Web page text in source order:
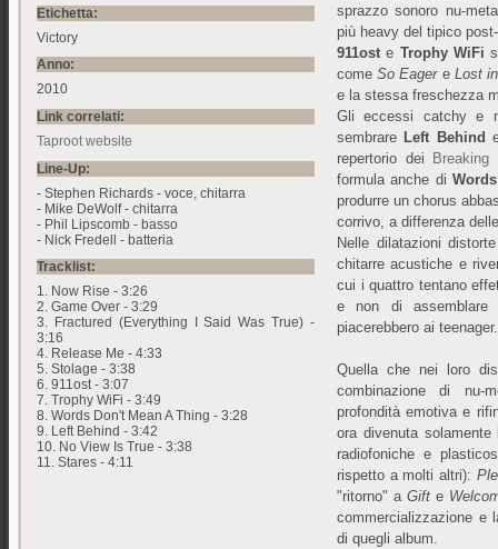
Etichetta:
Victory
Anno:
2010
Link correlati:
Taproot website
Line-Up:
- Stephen Richards - voce, chitarra
- Mike DeWolf - chitarra
- Phil Lipscomb - basso
- Nick Fredell - batteria
Tracklist:
1. Now Rise - 3:26
2. Game Over - 3:29
3. Fractured (Everything I Said Was True) -
3:16
4. Release Me - 4:33
5. Stolage - 3:38
6. 911ost - 3:07
7. Trophy WiFi - 3:49
8. Words Don't Mean A Thing - 3:28
9. Left Behind - 3:42
10. No View Is True - 3:38
11. Stares - 4:11
sprazzo sonoro nu-
più heavy del tipico
911ost e Trophy WiFi
comeSo Eagere Lost
e la stessa freschezza
Gli eccessi catchy e
sembrare Left Behind
repertorio dei Breaking
formula anche di
produrre un chorus
corrivo, a differenza
Nelle dilatazioni
chitarre acustiche e
cui i quattro tentano
e non di assemblare
piacerebbero ai teenager.
Quella che nei loro
combinazione di nu-
profondità emotiva e
ora divenuta
radiofoniche e
rispetto a molti altri):
"ritorno" a Gift e
commercializzazione e
di quegli album.